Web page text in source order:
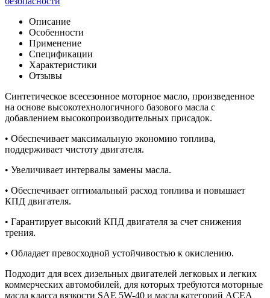
Описание
Особенности
Применение
Спецификации
Характеристики
Отзывы
Синтетическое всесезонное моторное масло, произведенное
на основе высокотехнологичного базового масла с
добавлением высокопроизводительных присадок.
• Обеспечивает максимальную экономию топлива,
поддерживает чистоту двигателя.
• Увеличивает интервалы замены масла.
• Обеспечивает оптимальный расход топлива и повышает
КПД двигателя.
• Гарантирует высокий КПД двигателя за счет снижения
трения.
• Обладает превосходной устойчивостью к окислению.
Подходит для всех дизельных двигателей легковых и легких
коммерческих автомобилей, для которых требуются моторные
масла класса вязкости SAE 5W-40 и масла категорий ACEA